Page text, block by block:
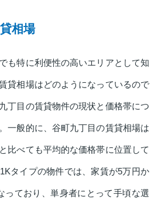
相場
も特に利便性の高いエリアとして知
貸相場はどのようになっているので
丁目の賃貸物件の現状と価格帯につ
一般的に、谷町九丁目の賃貸相場は
比べても平均的な価格帯に位置して
タイプの物件では、家賃が5万円か
っており、単身者にとって手頃な選